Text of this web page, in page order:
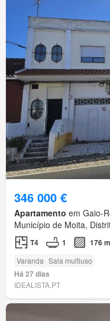
346 000 €
Apartamento em Gaio-
Município de Moita,
T4 1 176
Varanda Sala multiuso
Há 27 dias
IDEALISTA.PT